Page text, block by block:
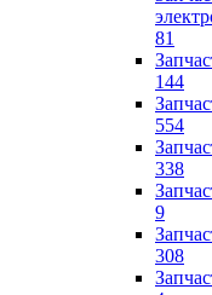
81
144
554
338
9
308